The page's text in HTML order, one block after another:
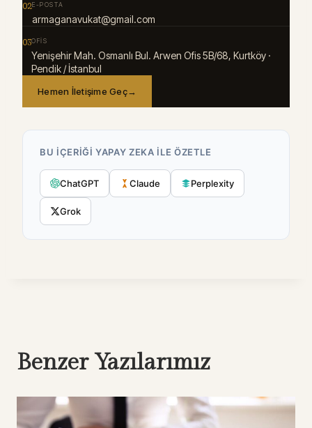
02E-POSTA
armaganavukat@gmail.com
03OFIS
Yenişehir Mah. Osmanlı Bul. Arwen Ofis 5B/68, Kurtköy ·
Pendik / İstanbul
Hemen İletişime Geç→
BU IÇERIĞI YAPAY ZEKA ILE ÖZETLE
ChatGPT Claude Perplexity
Grok
Benzer Yazılarımız